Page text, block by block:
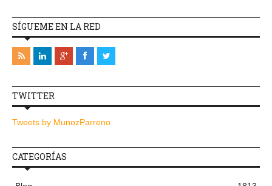
SÍGUEME EN LA RED
TWITTER
Tweets by MunozParreno
CATEGORÍAS